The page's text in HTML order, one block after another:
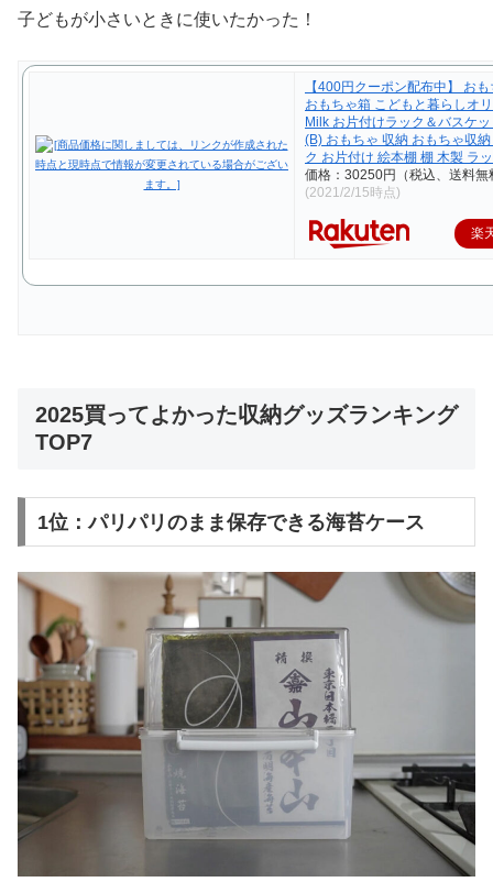
子どもが小さいときに使いたかった！
【400円クーポン配布中】 お
おもちゃ箱 こどもと暮らしオ
Milk お片付けラック＆バスケ
(B) おもちゃ 収納 おもちゃ収
ク お片付け 絵本棚 棚 木製 ラ
価格：30250円（税込、送料無
(2021/2/15時点)
楽
2025買ってよかった収納グッズランキング
TOP7
1位：パリパリのまま保存できる海苔ケース